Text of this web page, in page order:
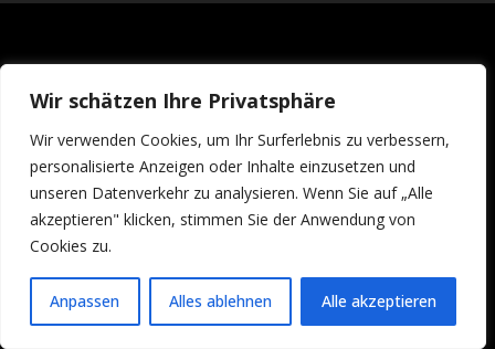
Wir schätzen Ihre Privatsphäre
Wir verwenden Cookies, um Ihr Surferlebnis zu verbessern,
personalisierte Anzeigen oder Inhalte einzusetzen und
unseren Datenverkehr zu analysieren. Wenn Sie auf „Alle
akzeptieren" klicken, stimmen Sie der Anwendung von
Cookies zu.
Anpassen Alles ablehnen Alle akzeptieren